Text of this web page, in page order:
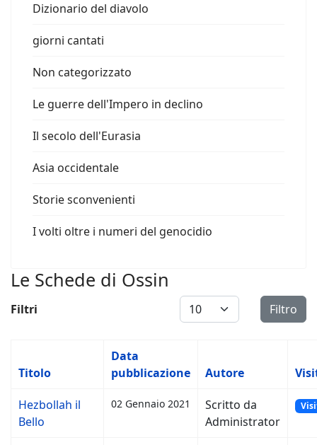
Dizionario del diavolo
giorni cantati
Non categorizzato
Le guerre dell'Impero in declino
Il secolo dell'Eurasia
Asia occidentale
Storie sconvenienti
I volti oltre i numeri del genocidio
Le Schede di Ossin
Filtri Visualizza # Filtro
Titolo
Data
pubblicazione
Autore
Hezbollah il
Bello
02 Gennaio 2021
Scritto da
Administrator